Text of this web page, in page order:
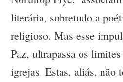
literária, sobretudo a
religioso. Mas esse
Paz, ultrapassa os
igrejas. Estas, aliás, não